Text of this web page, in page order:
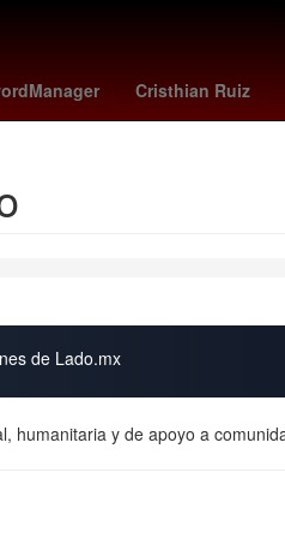
Cristhian Ruiz
tabla leagues cup camberos
de Lado.mx
humanitaria y de apoyo a